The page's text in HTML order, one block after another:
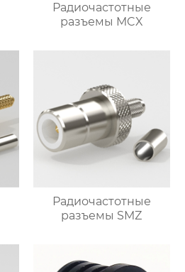
Радиочастотные
разъемы MCX
Радиочастотные
разъемы SMZ